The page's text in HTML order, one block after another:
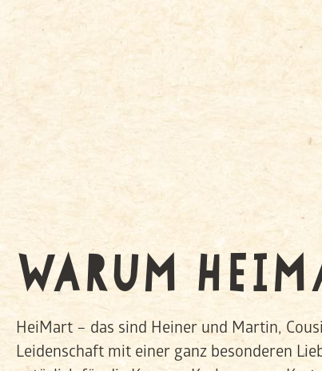
WARUM
HeiMart – das sind Heiner und Martin,
Leidenschaft mit einer ganz besonderen